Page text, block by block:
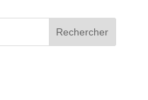
Rechercher